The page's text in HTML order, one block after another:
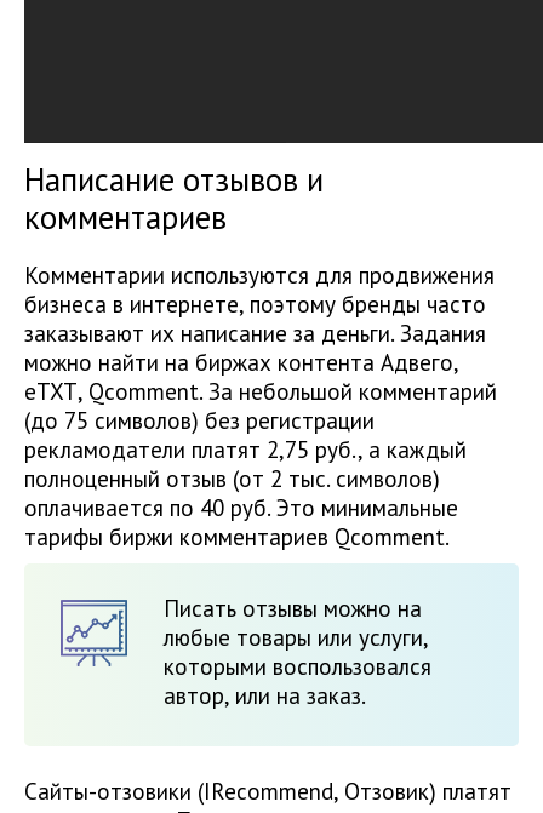
Написание отзывов и
комментариев
Комментарии используются для продвижения
бизнеса в интернете, поэтому бренды часто
заказывают их написание за деньги. Задания
можно найти на биржах контента Адвего,
еТХТ, Qcomment. За небольшой комментарий
(до 75 символов) без регистрации
рекламодатели платят 2,75 руб., а каждый
полноценный отзыв (от 2 тыс. символов)
оплачивается по 40 руб. Это минимальные
тарифы биржи комментариев Qcomment.
Писать отзывы можно на
любые товары или услуги,
которыми воспользовался
автор, или на заказ.
Сайты-отзовики (IRecommend, Отзовик) платят